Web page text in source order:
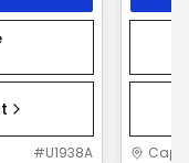
#U1938A